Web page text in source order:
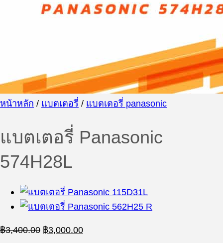
หน้าหลัก / แบตเตอรี่ / แบตเตอรี่ panasonic
แบตเตอรี่ Panasonic
574H28L
฿3,400.00 Original
฿3,000.00Current